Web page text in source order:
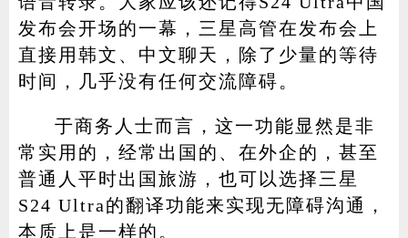
发布会开场的一幕，三星高管在发布会上
直接用韩文、中文聊天，除了少量的等待
时间，几乎没有任何交流障碍。
于商务人士而言，这一功能显然是非
常实用的，经常出国的、在外企的，甚至
普通人平时出国旅游，也可以选择三星
S24 Ultra的翻译功能来实现无障碍沟通，
本质上是一样的。